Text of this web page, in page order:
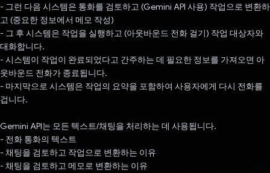
- 그런 다음 시스템은 통화를 검토하고 (Gemini API 사용) 작업으로 변환하
고 (중요한 정보에서 메모 작성)
- 그 후 시스템은 작업을 실행하고 (아웃바운드 전화 걸기) 작업 대상자와
대화합니다.
- 시스템이 작업이 완료되었다고 간주하는 데 필요한 정보를 가져오면 아
웃바운드 전화가 종료됩니다.
- 마지막으로 시스템은 작업의 요약을 포함하여 사용자에게 다시 전화를
겁니다.
Gemini API는 모든 텍스트/채팅을 처리하는 데 사용됩니다.
- 전화 통화의 텍스트
- 채팅을 검토하고 작업으로 변환하는 이유
- 채팅을 검토하고 메모로 변환하는 이유